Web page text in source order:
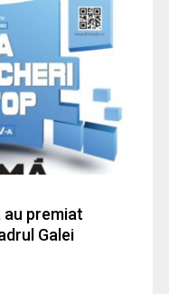
au premiat
Galei